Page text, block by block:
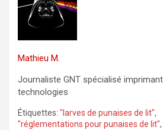
Mathieu M.
Journaliste GNT spécialisé
technologies
Étiquettes: "larves de punaises de lit",
"réglementations pour punaises de lit",